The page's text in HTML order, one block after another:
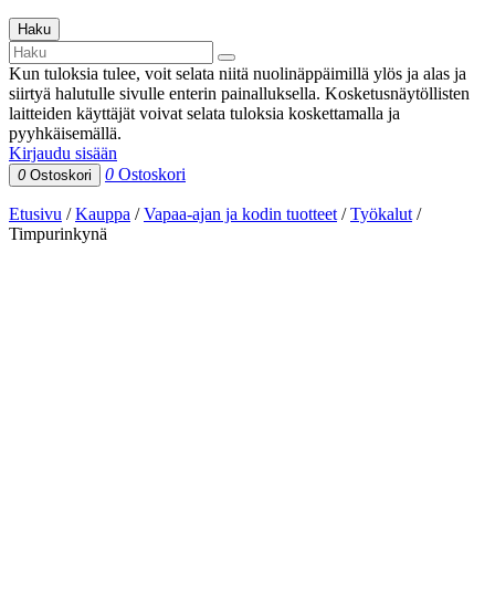
Haku
Kun tuloksia tulee, voit selata niitä nuolinäppäimillä ylös ja alas ja
siirtyä halutulle sivulle enterin painalluksella. Kosketusnäytöllisten
laitteiden käyttäjät voivat selata tuloksia koskettamalla ja
pyyhkäisemällä.
Kirjaudu sisään
0 Ostoskori 0 Ostoskori
Etusivu /Kauppa /Vapaa-ajan ja kodin tuotteet /Työkalut /
Timpurinkynä